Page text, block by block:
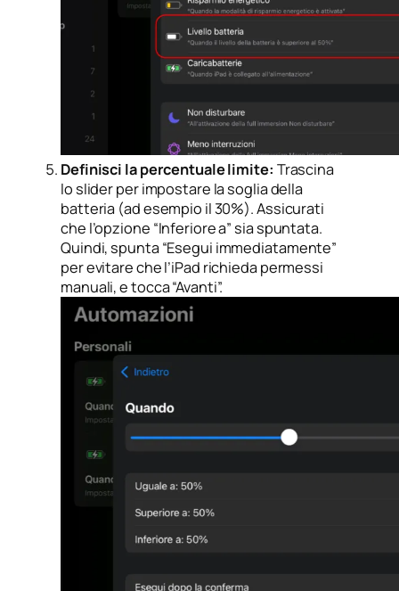
Definisci la percentuale limite: Trascina
lo slider per impostare la soglia della
batteria (ad esempio il 30%). Assicurati
che l’opzione “Inferiore a” sia spuntata.
Quindi, spunta “Esegui immediatamente”
per evitare che l’iPad richieda permessi
manuali, e tocca “Avanti”.